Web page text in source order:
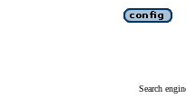
Search